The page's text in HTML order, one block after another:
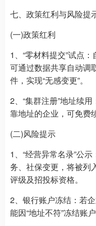
七、政策红利与风险提
(一)政策红利
1、“零材料提交”试点
可通过数据共享自动调
件，实现“无感变更”。
2、“集群注册”地址续
靠地址的企业，可免费
(二)风险提示
1、“经营异常名录”公
务、社保变更，将被列
评级及招投标资格。
2、银行账户冻结：若
能因“地址不符”冻结账